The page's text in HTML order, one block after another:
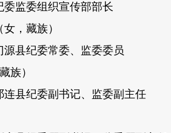
委监委组织宣传部部长
，藏族）
源县纪委常委、监委委员
族）
连县纪委副书记、监委副主任